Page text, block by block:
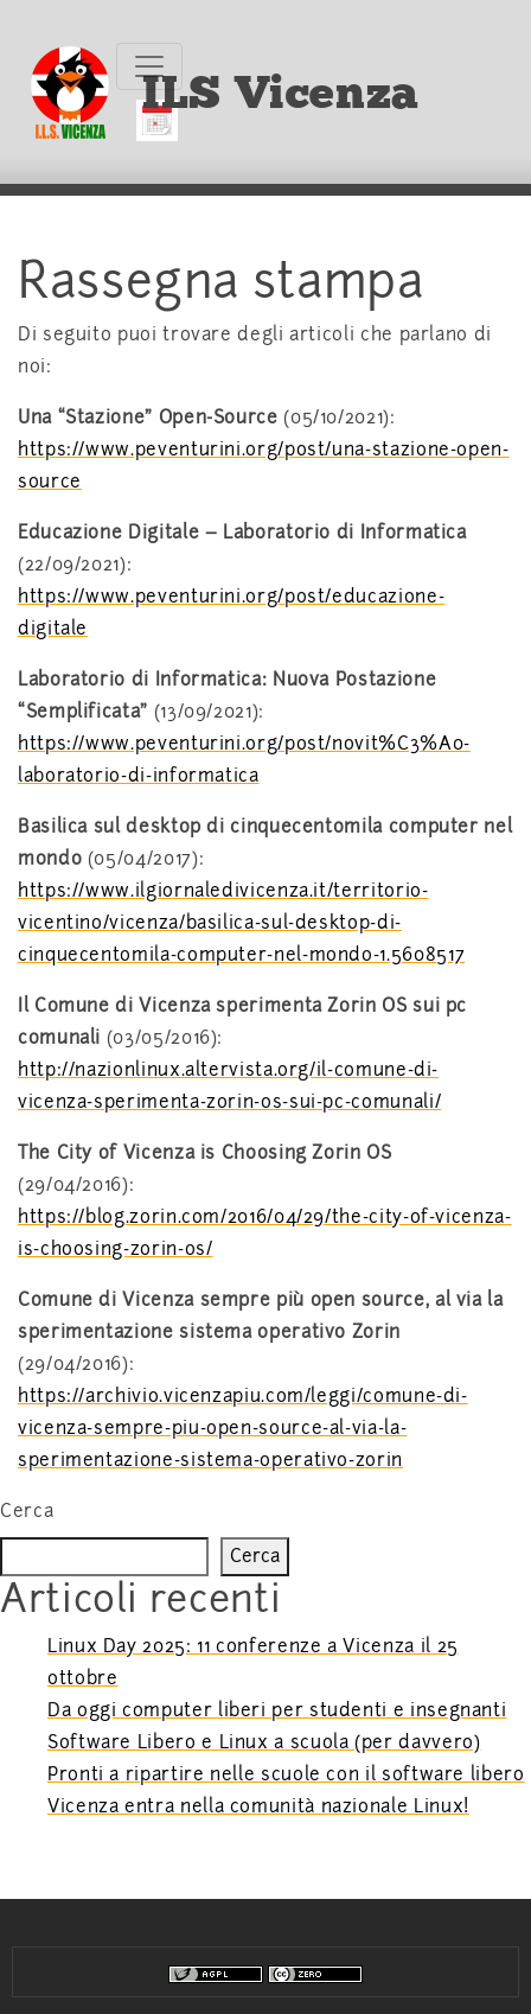
ILS Vicenza
Rassegna stampa
Di seguito puoi trovare degli articoli che parlano di
noi:
Una “Stazione” Open-Source (05/10/2021):
https://www.peventurini.org/post/una-stazione-open-
source
Educazione Digitale – Laboratorio di Informatica
(22/09/2021):
https://www.peventurini.org/post/educazione-
digitale
Laboratorio di Informatica: Nuova Postazione
“Semplificata” (13/09/2021):
https://www.peventurini.org/post/novit%C3%A0-
laboratorio-di-informatica
Basilica sul desktop di cinquecentomila computer nel
mondo (05/04/2017):
https://www.ilgiornaledivicenza.it/territorio-
vicentino/vicenza/basilica-sul-desktop-di-
cinquecentomila-computer-nel-mondo-1.5608517
Il Comune di Vicenza sperimenta Zorin OS sui pc
comunali (03/05/2016):
http://nazionlinux.altervista.org/il-comune-di-
vicenza-sperimenta-zorin-os-sui-pc-comunali/
The City of Vicenza is Choosing Zorin OS
(29/04/2016):
https://blog.zorin.com/2016/04/29/the-city-of-vicenza-
is-choosing-zorin-os/
Comune di Vicenza sempre più open source, al via la
sperimentazione sistema operativo Zorin
(29/04/2016):
https://archivio.vicenzapiu.com/leggi/comune-di-
vicenza-sempre-piu-open-source-al-via-la-
sperimentazione-sistema-operativo-zorin
Cerca
Cerca
Articoli recenti
Linux Day 2025: 11 conferenze a Vicenza il 25
ottobre
Da oggi computer liberi per studenti e insegnanti
Software Libero e Linux a scuola (per davvero)
Pronti a ripartire nelle scuole con il software libero
Vicenza entra nella comunità nazionale Linux!